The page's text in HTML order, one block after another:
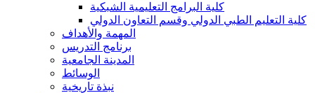
كلية البرامج التعليمية الشبكية
كلية التعليم الطبي الدولي وقسم التعاون الدولي
المهمة والأهداف
برنامج التدريس
المدينة الجامعية
الوسائط
نبذة تاريخية